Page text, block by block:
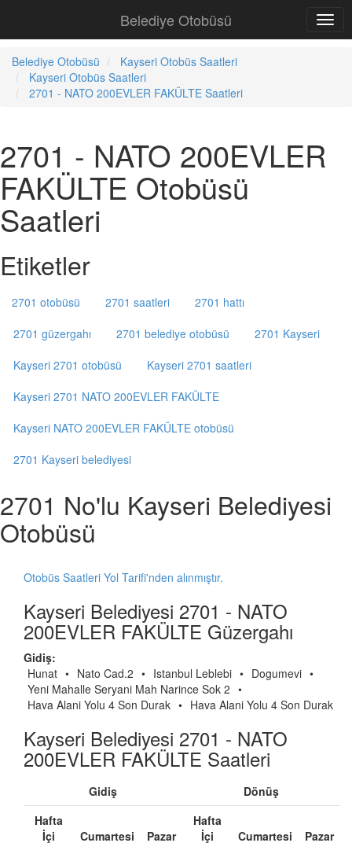
Belediye Otobüsü
Belediye Otobüsü
Kayseri Otobüs Saatleri
Kayseri Otobüs Saatleri
2701 - NATO 200EVLER FAKÜLTE Saatleri
2701 - NATO 200EVLER
FAKÜLTE Otobüsü
Saatleri
Etiketler
2701 otobüsü 2701 saatleri
2701 hattı
2701 güzergahı
2701 belediye otobüsü
2701 Kayseri
Kayseri 2701 otobüsü
Kayseri 2701 saatleri
Kayseri 2701 NATO 200EVLER FAKÜLTE
Kayseri NATO 200EVLER FAKÜLTE otobüsü
2701 Kayseri belediyesi
2701 No'lu Kayseri Belediyesi
Otobüsü
Otobüs Saatleri Yol Tarifi'nden alınmıştır.
Kayseri Belediyesi 2701 - NATO
200EVLER FAKÜLTE Güzergahı
Gidiş:
Hunat • Nato Cad.2 • Istanbul Leblebi • Dogumevi •
Yeni Mahalle Seryani Mah Narince Sok 2 •
Hava Alani Yolu 4 Son Durak • Hava Alani Yolu 4 Son Durak
Kayseri Belediyesi 2701 - NATO
200EVLER FAKÜLTE Saatleri
Gidiş
Dönüş
Hafta
İçi
Cumartesi Pazar
Hafta
İçi
Cumartesi Pazar